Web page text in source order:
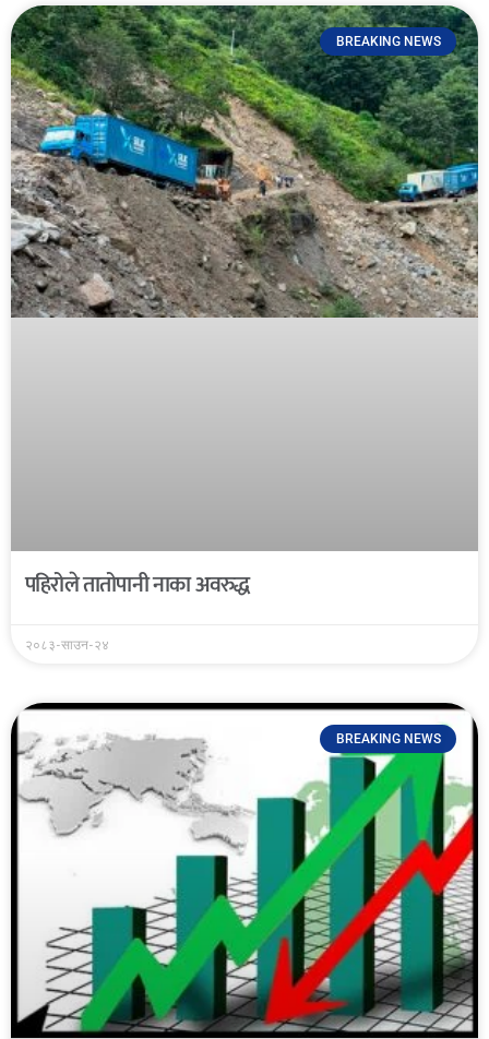
BREAKING NEWS
पहिरोले तातोपानी नाका अवरुद्ध
२०८३-साउन-२४
BREAKING NEWS